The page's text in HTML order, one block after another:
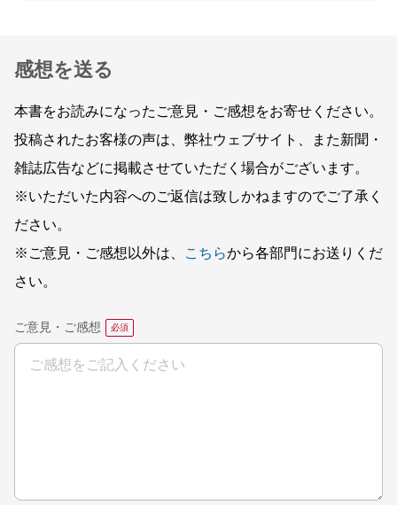
感想を送る
本書をお読みになったご意見・ご感想をお寄せください。
投稿されたお客様の声は、弊社ウェブサイト、また新聞・
雑誌広告などに掲載させていただく場合がございます。
※いただいた内容へのご返信は致しかねますのでご了承く
ださい。
※ご意見・ご感想以外は、
こちらから各部門にお送りくだ
さい。
ご意見・ご感想